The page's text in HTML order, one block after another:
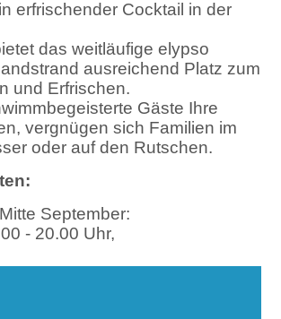
erfrischender Cocktail in der
das weitläufige elypso
ausreichend Platz zum
und Erfrischen.
Gäste Ihre
vergnügen sich Familien im
oder auf den Rutschen.
September:
- 20.00 Uhr,